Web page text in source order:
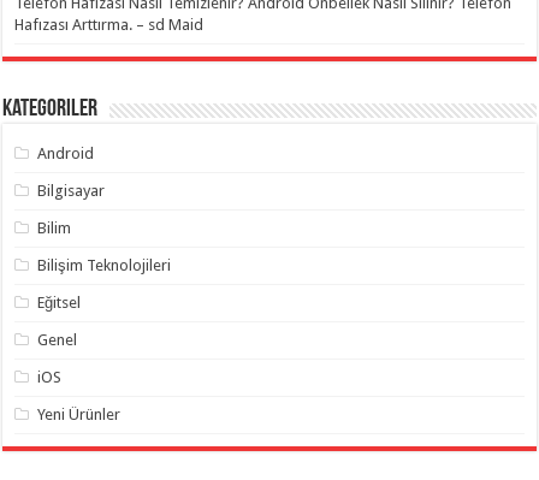
Hafızası Arttırma. – sd Maid
Kategoriler
Android
Bilgisayar
Bilim
Bilişim Teknolojileri
Eğitsel
Genel
iOS
Yeni Ürünler